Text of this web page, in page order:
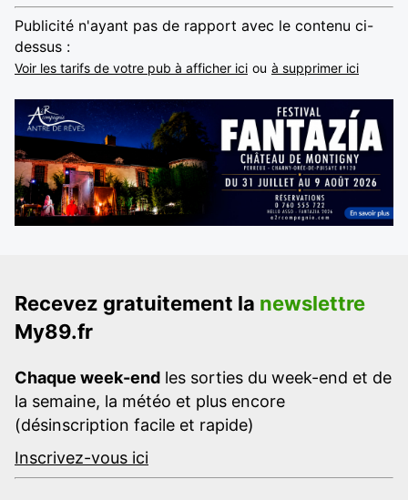
Publicité n'ayant pas de rapport avec le contenu ci-
dessus :
Voir les tarifs de votre pub à afficher ici ou à supprimer ici
Recevez gratuitement la newslettre
My89.fr
Chaque week-end les sorties du week-end et de
la semaine, la météo et plus encore
(désinscription facile et rapide)
Inscrivez-vous ici